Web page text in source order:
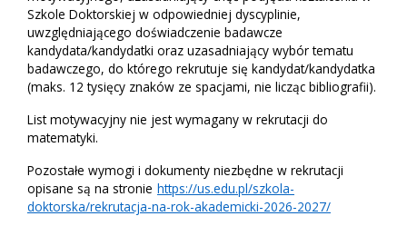
Szkole Doktorskiej w odpowiedniej dyscyplinie,
uwzględniającego doświadczenie badawcze
kandydata/kandydatki oraz uzasadniający wybór tematu
badawczego, do którego rekrutuje się kandydat/kandydatka
(maks. 12 tysięcy znaków ze spacjami, nie licząc bibliografii).
List motywacyjny nie jest wymagany w rekrutacji do
matematyki.
Pozostałe wymogi i dokumenty niezbędne w rekrutacji
opisane są na stronie https://us.edu.pl/szkola-
doktorska/rekrutacja-na-rok-akademicki-2026-2027/